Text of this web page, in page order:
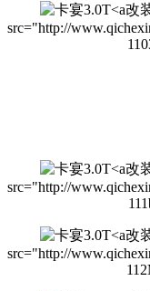
改
src="http://
改
src="http://
改
src="http://